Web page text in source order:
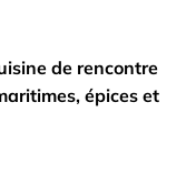
de rencontre
épices et